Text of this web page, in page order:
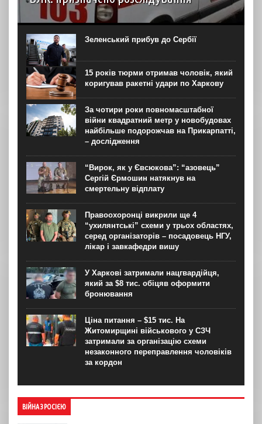
6 серпня до територіального центру комплектування на
Житомирщині доставили чоловіка, який фігурував як
порушник правил військового обліку. Під час
перебування у приміщенні він знепритомнів, а потім
помер. Про інцидент...
Зеленський прибув до Сербії
15 років тюрми отримав чоловік, який
коригував ракетні удари по Харкову
За чотири роки повномасштабної
війни квадратний метр у новобудовах
найбільше подорожчав на Прикарпатті,
– дослідження
“Вирок, як у Євсюкова”: “азовець”
Сергій Єрмошин натякнув на
смертельну відплату
Правоохоронці викрили ще 4
“ухилянтські” схеми у трьох областях,
серед організаторів – посадовець НГУ,
лікар і завкафедри вишу
У Харкові затримали нацгвардійця,
який за $8 тис. обіцяв оформити
бронювання
Ціна питання – $15 тис. На
Житомирщині військового у СЗЧ
затримали за організацію схеми
незаконного переправлення чоловіків
за кордон
ВІЙНА З РОСІЄЮ